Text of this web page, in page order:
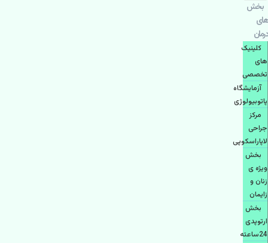
بخش
های
درمان
کلینیک
های
تخصصی
آزمایشگاه
پاتوبیولوژی
مرکز
جراحی
لاپاراسکوپی
بخش
ویژه ی
زنان و
زایمان
بخش
ارتوپدی
24ساعته